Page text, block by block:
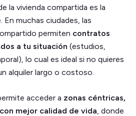
la vivienda compartida es la
muchas ciudades, las
permiten contratos
a tu situación (estudios,
lo cual es ideal si no quieres
alquiler largo o costoso.
acceder a zonas céntricas,
con mejor calidad de vida, donde